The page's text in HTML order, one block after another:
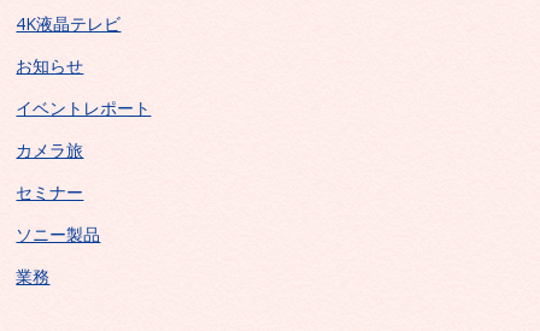
4K液晶テレビ
お知らせ
イベントレポート
カメラ旅
セミナー
ソニー製品
業務